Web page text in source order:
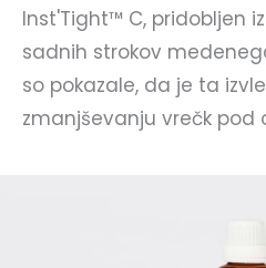
Inst'Tight™ C, pridobljen
sadnih strokov
so pokazale, da je ta
zmanjševanju vrečk pod